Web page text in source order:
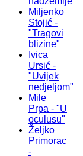
Miljenko
Stojić -
"Tragovi
blizine"
Ivica
Ursić -
"Uvijek
nedjeljom"
Mile
Prpa - "U
oculusu"
Željko
Primorac
-